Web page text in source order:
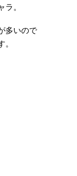
ラ。
多いので
。